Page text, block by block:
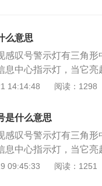
么意思
感叹号警示灯有三角
息中心指示灯，当它
以查看组合仪表右侧多
感叹号故障灯，旁边都
现了故障。一般红色
或者4S店进行救援。
驶，今天我们就给大
警告灯。括号中间一个
14:14:48 阅读：1298
是什么意思
感叹号警示灯有三角
息中心指示灯，当它
以查看组合仪表右侧多
09:45:33 阅读：1251